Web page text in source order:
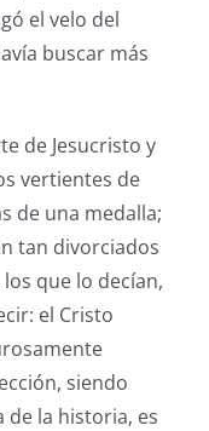
el velo del
buscar más
de Jesucristo y
vertientes de
de una medalla;
tan divorciados
que lo decían,
el Cristo
siendo
la historia, es